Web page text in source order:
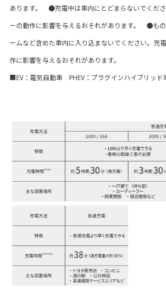
あります。 ●充電中は車内にとどまらないでくだ
ーの動作に影響を与えるおそれがあります。 ●も
ームなど含めた車内に入り込まないでください。充
作に影響を与えるおそれがあります。
■EV：電気自動車 PHEV：プラグインハイブリッ